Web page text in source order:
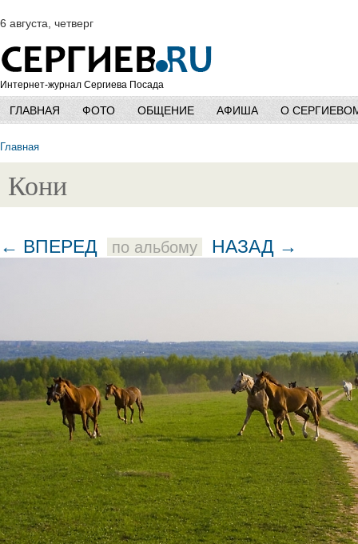
6 августа, четверг
Интернет-журнал Сергиева Посада
ГЛАВНАЯ ФОТО ОБЩЕНИЕ АФИША О
Главная
Кони
← ВПЕРЕД по альбому НАЗАД →